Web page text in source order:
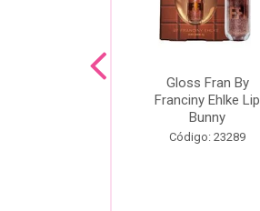
Gloss Fran By
Franciny Ehlke Lip
Bunny
Código: 23289